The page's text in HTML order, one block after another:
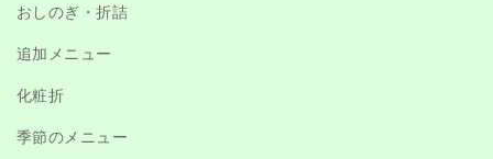
おしのぎ・折詰
追加メニュー
化粧折
季節のメニュー